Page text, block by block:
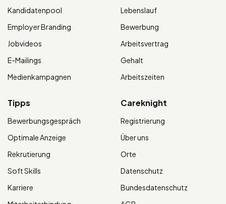
Kandidatenpool
Employer Branding
Jobvideos
E-Mailings
Medienkampagnen
Lebenslauf
Bewerbung
Arbeitsvertrag
Gehalt
Arbeitszeiten
Tipps
Bewerbungsgespräch
Optimale Anzeige
Rekrutierung
Soft Skills
Karriere
Careknight
Registrierung
Über uns
Orte
Datenschutz
Bundesdatenschutz